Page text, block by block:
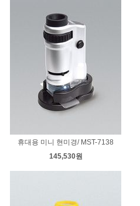
휴대용 미니 현미경/ MST-7138
145,530원